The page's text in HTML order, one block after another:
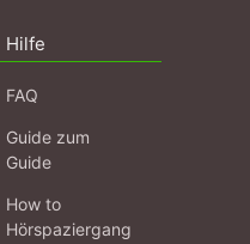
Hilfe
FAQ
Guide zum
Guide
How to
Hörspaziergang